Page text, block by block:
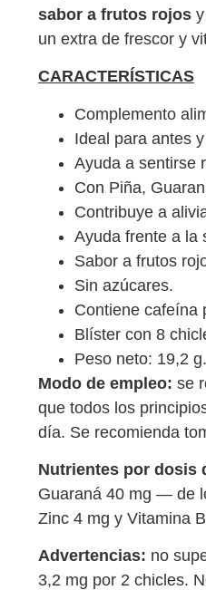
sabor a frutos rojos
un extra de frescor y
CARACTERÍSTICAS
Complemento
Ideal para antes
Ayuda a sentirse
Con Piña,
Contribuye a
Ayuda frente a la
Sabor a frutos
Sin azúcares.
Contiene cafeína
Blíster con 8
Peso neto: 19,2 g.
Modo de empleo: se
que todos los
día. Se recomienda
Nutrientes por dosis
Guaraná 40 mg — de
Zinc 4 mg y Vitamina
Advertencias: no
3,2 mg por 2 chicles.